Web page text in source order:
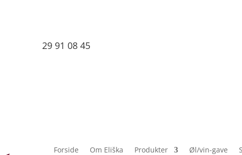
29 91 08 45
Forside Om Eliška Produkter Øl/vin-gave